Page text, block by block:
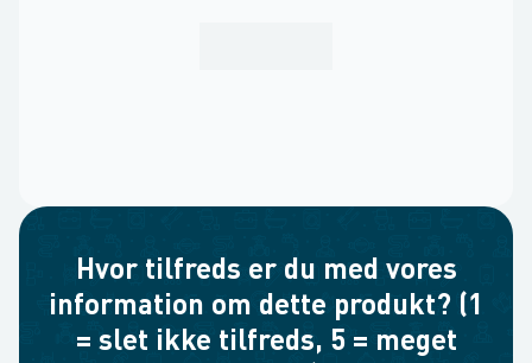
Hvor tilfreds er du med vores
information om dette produkt? (1
= slet ikke tilfreds, 5 = meget